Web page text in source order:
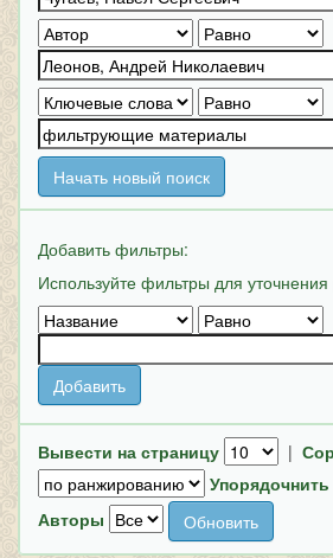
Начать новый поиск
Добавить фильтры:
Используйте фильтры для уточнения
Вывести на страницу |
Упорядочнить
Авторы